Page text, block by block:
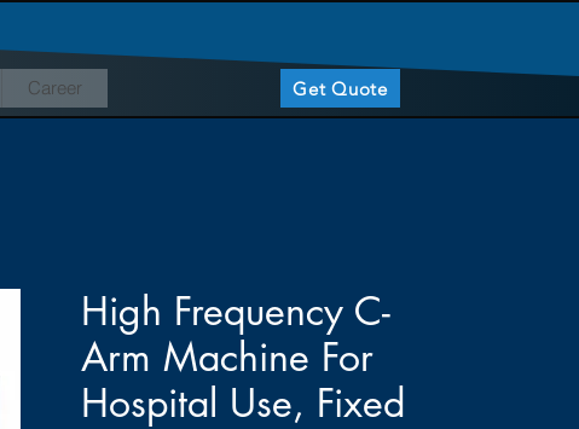
Career Get Quote
High Frequency C-
Arm Machine For
Hospital Use, Fixed